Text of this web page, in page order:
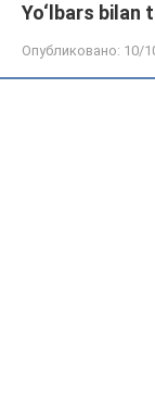
Yo‘lbars
Опубликовано: 10/